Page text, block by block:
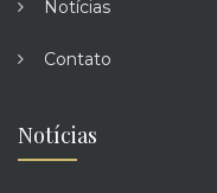
Notícias
Contato
Notícias